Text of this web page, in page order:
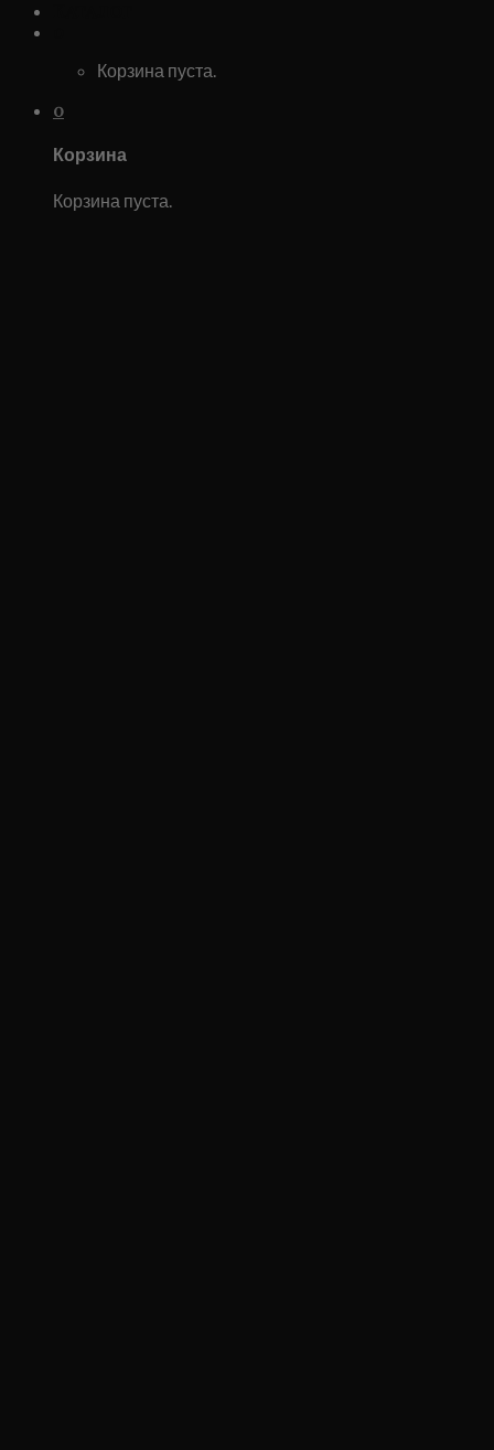
Корзина пуста.
0
Корзина
Корзина пуста.